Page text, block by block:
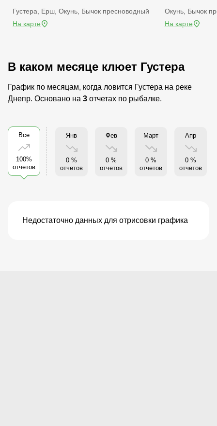
Густера, Ерш, Окунь, Бычок пресноводный
На карте
Окунь, Бычок
На карте
В каком месяце клюет Густера
График по месяцам, когда ловится Густера на реке
Днепр. Основано на 3 отчетах по рыбалке.
Все
100%
отчетов
Янв
0 %
отчетов
Фев
0 %
отчетов
Март
0 %
отчетов
Апр
0 %
отчетов
Недостаточно данных для отрисовки графика